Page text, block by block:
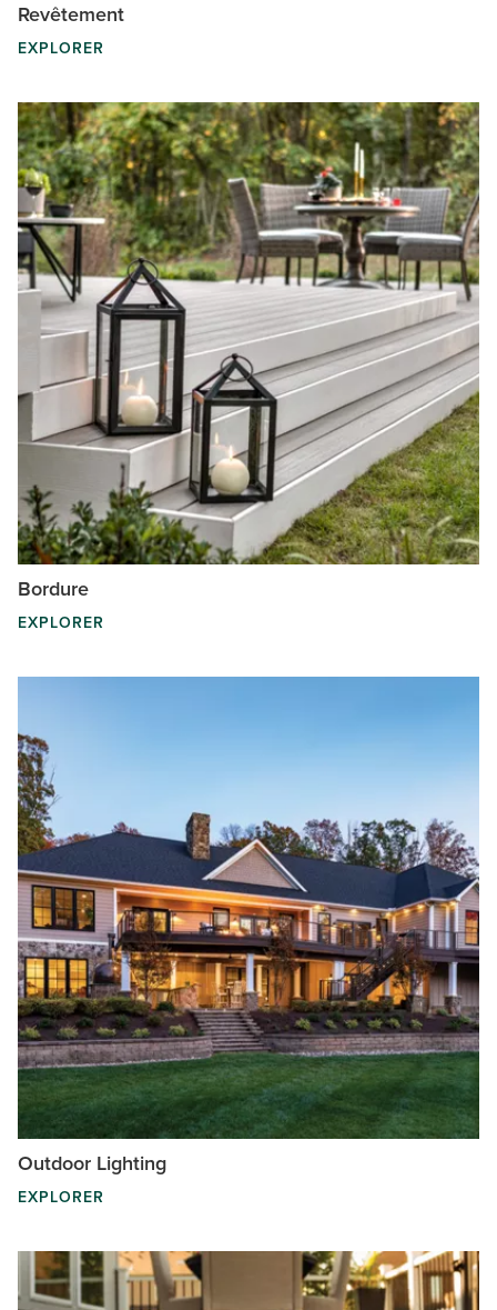
Revêtement
EXPLORER
Bordure
EXPLORER
Outdoor Lighting
EXPLORER